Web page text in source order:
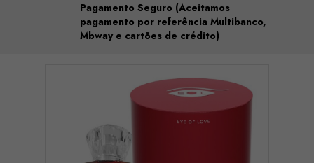
Pagamento Seguro (Aceitamos
pagamento por referência Multibanco,
Mbway e cartões de crédito)